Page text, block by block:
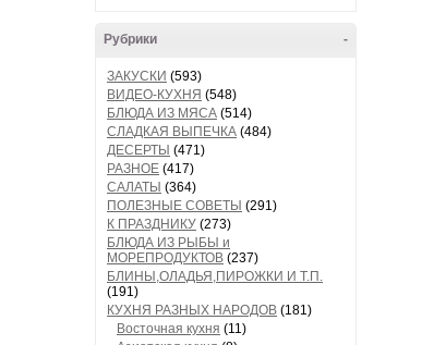
-
Рубрики
ЗАКУСКИ (593)
ВИДЕО-КУХНЯ (548)
БЛЮДА ИЗ МЯСА (514)
СЛАДКАЯ ВЫПЕЧКА (484)
ДЕСЕРТЫ (471)
РАЗНОЕ (417)
САЛАТЫ (364)
ПОЛЕЗНЫЕ СОВЕТЫ (291)
К ПРАЗДНИКУ (273)
БЛЮДА ИЗ РЫБЫ и
МОРЕПРОДУКТОВ (237)
БЛИНЫ,ОЛАДЬЯ,ПИРОЖКИ И Т.П.
(191)
КУХНЯ РАЗНЫХ НАРОДОВ (181)
Восточная кухня (11)